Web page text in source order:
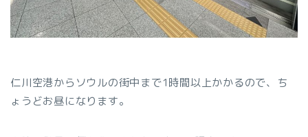
仁川空港からソウルの街中まで1時間以上かかるので、ち
ょうどお昼になります。